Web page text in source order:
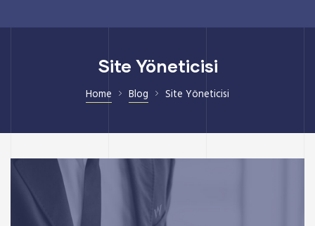
Site Yöneticisi
Home Blog Site Yöneticisi